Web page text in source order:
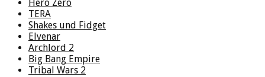
Hero Zero
TERA
Shakes und Fidget
Elvenar
Archlord 2
Big Bang Empire
Tribal Wars 2